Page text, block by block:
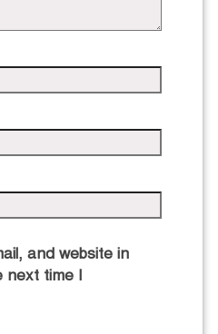
and website in
next time I